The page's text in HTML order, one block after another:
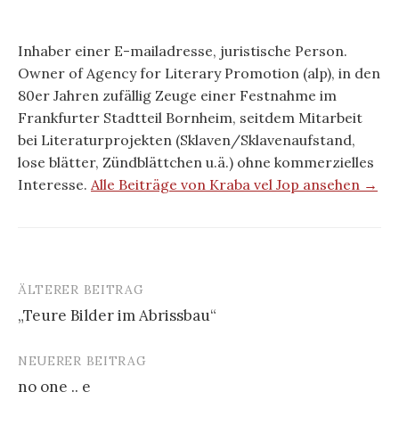
Inhaber einer E-mailadresse, juristische Person.
Owner of Agency for Literary Promotion (alp), in den
80er Jahren zufällig Zeuge einer Festnahme im
Frankfurter Stadtteil Bornheim, seitdem Mitarbeit
bei Literaturprojekten (Sklaven/Sklavenaufstand,
lose blätter, Zündblättchen u.ä.) ohne kommerzielles
Interesse. Alle Beiträge von Kraba vel Jop ansehen →
Beitrags-
Navigation
ÄLTERER BEITRAG
„Teure Bilder im Abrissbau“
NEUERER BEITRAG
no one .. e